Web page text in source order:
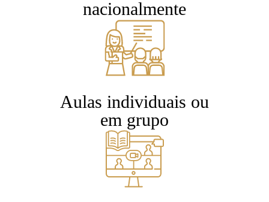
nacionalmente
Aulas individuais ou
em grupo